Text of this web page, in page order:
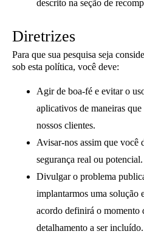
descrito na seção de
Diretrizes
Para que sua pesquisa seja
sob esta política, você deve:
Agir de boa-fé e evitar o
aplicativos de maneiras
nossos clientes.
Avisar-nos assim que você
segurança real ou potencial.
Divulgar o problema
implantarmos uma solução
acordo definirá o momento
detalhamento a ser incluído.